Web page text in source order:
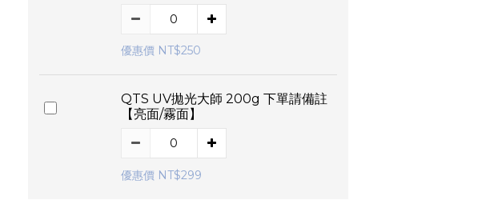
優惠價 NT$250
QTS UV拋光大師 200g 下單請備註
【亮面/霧面】
優惠價 NT$299